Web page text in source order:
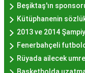
Edilmeli?
İstanbul'da hayır
Beşiktaş'ın
Kütüphanenin
2013 ve 2014
Fenerbahçeli
Rüyada ailecek